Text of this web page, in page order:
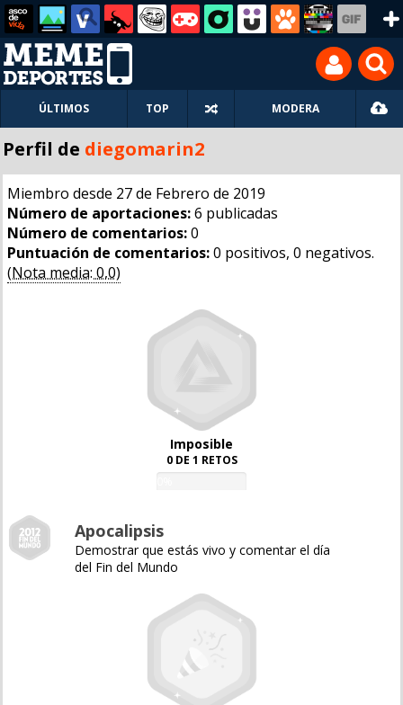
ÚLTIMOS TOP MODERA
Perfil de diegomarin2
Miembro desde 27 de Febrero de 2019
Número de aportaciones:6 publicadas
Número de comentarios:0
Puntuación de comentarios:0 positivos, 0 negativos.
(Nota media: 0,0)
Imposible
0 DE 1 RETOS
Apocalipsis
Demostrar que estás vivo y comentar el día
del Fin del Mundo